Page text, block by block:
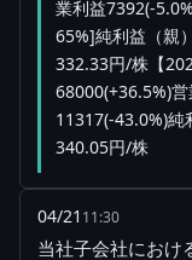
業利益7392(-
65%]純利益（親
332.33円/株【
68000(+36.5%)
11317(-43.0%)純
340.05円/株
04/21 11:30
当社子会社におけ